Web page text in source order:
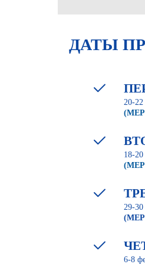
ДАТЫ
20-22
(
18-20
29-30
6-8